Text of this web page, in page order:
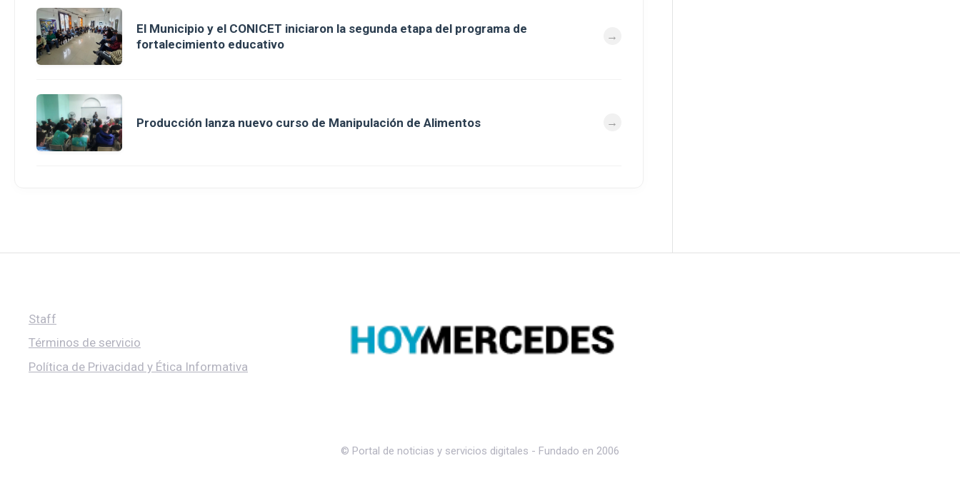
El Municipio y el CONICET iniciaron la segunda etapa del programa de
fortalecimiento educativo
Producción lanza nuevo curso de Manipulación de Alimentos
Staff
Términos de servicio
Política de Privacidad y Ética Informativa
© Portal de noticias y servicios digitales - Fundado en 2006